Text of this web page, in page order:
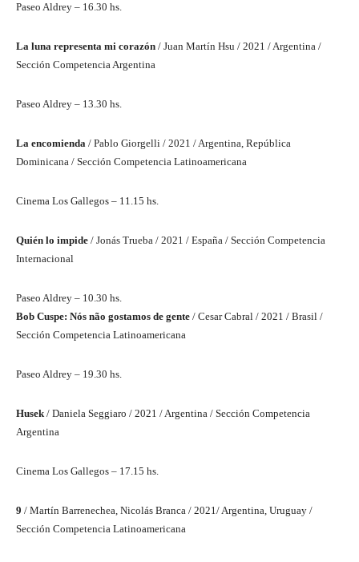
Paseo Aldrey – 16.30 hs.
La luna representa mi corazón / Juan Martín Hsu / 2021 / Argentina /
Sección Competencia Argentina
Paseo Aldrey – 13.30 hs.
La encomienda / Pablo Giorgelli / 2021 / Argentina, República
Dominicana / Sección Competencia Latinoamericana
Cinema Los Gallegos – 11.15 hs.
Quién lo impide / Jonás Trueba / 2021 / España / Sección Competencia
Internacional
Paseo Aldrey – 10.30 hs.
Bob Cuspe: Nós não gostamos de gente / Cesar Cabral / 2021 / Brasil /
Sección Competencia Latinoamericana
Paseo Aldrey – 19.30 hs.
Husek / Daniela Seggiaro / 2021 / Argentina / Sección Competencia
Argentina
Cinema Los Gallegos – 17.15 hs.
9 / Martín Barrenechea, Nicolás Branca / 2021/ Argentina, Uruguay /
Sección Competencia Latinoamericana